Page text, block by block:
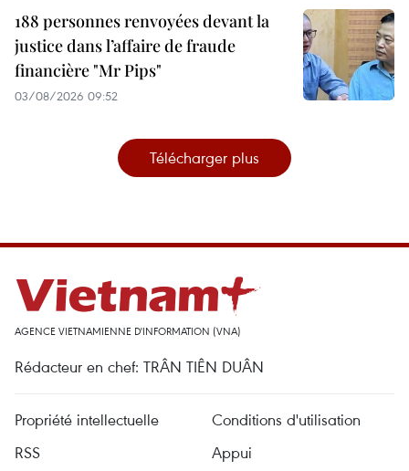
188 personnes renvoyées devant la
justice dans l’affaire de fraude
financière "Mr Pips"
03/08/2026 09:52
Télécharger plus
AGENCE VIETNAMIENNE D'INFORMATION (VNA)
Rédacteur en chef: TRÂN TIÊN DUÂN
Propriété intellectuelle
Conditions d'utilisation
RSS
Appui